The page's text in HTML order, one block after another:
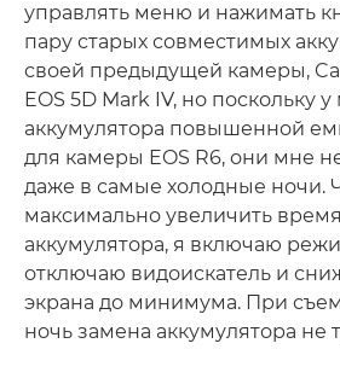
управлять меню и нажимать
пару старых совместимых
своей предыдущей камеры,
EOS 5D Mark IV, но поскольку
аккумулятора повышенной
для камеры EOS R6, они мне
даже в самые холодные ночи.
максимально увеличить
аккумулятора, я включаю
отключаю видоискатель и
экрана до минимума. При
ночь замена аккумулятора не